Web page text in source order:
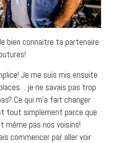
bien connaitre ta partenaire
Je me suis mis ensuite
je ne savais pas trop
Ce qui m’a fait changer
tout simplement parce que
même pas nos voisins!
commencer par aller voir